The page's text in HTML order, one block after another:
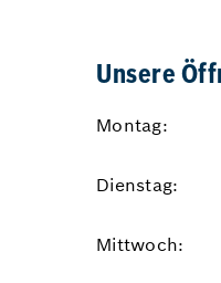
Unsere
Montag:
Dienstag:
Mittwoch: